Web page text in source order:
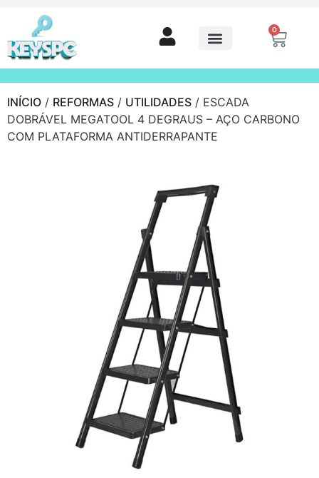
0
INÍCIO / REFORMAS / UTILIDADES / ESCADA
DOBRÁVEL MEGATOOL 4 DEGRAUS – AÇO CARBONO
COM PLATAFORMA ANTIDERRAPANTE